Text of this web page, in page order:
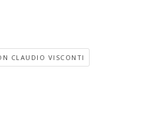
CLAUDIO VISCONTI